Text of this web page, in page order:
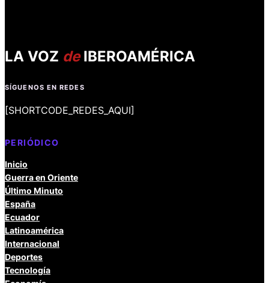
LA VOZ deIBEROAMÉRICA
SÍGUENOS EN REDES
[SHORTCODE_REDES_AQUI]
PERIÓDICO
Inicio
Guerra en Oriente
Último Minuto
España
Ecuador
Latinoamérica
Internacional
Deportes
Tecnología